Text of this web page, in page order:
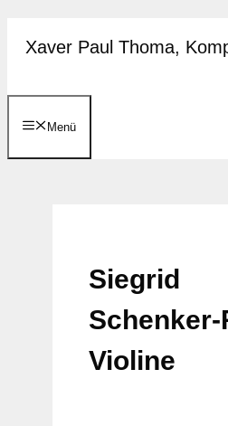
InhaltXaver Paul Thoma,
Menü
Siegrid
Schenker-
Violine